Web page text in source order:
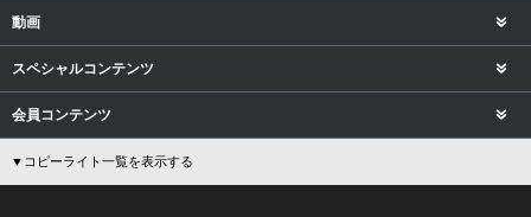
動画
スペシャルコンテンツ
会員コンテンツ
▼コピーライト一覧を表示する